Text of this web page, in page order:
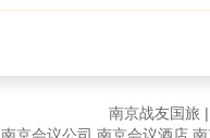
南京战友国旅